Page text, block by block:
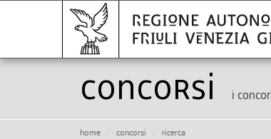
Concorsi i
home concorsi ricerca